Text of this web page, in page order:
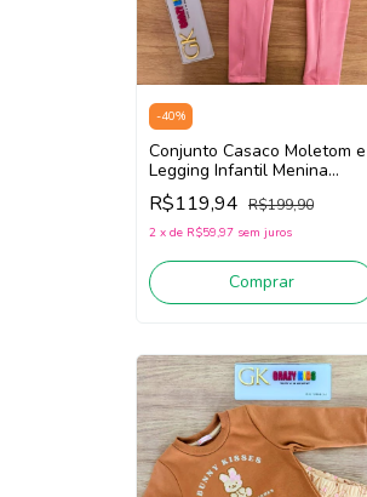
-40%
Conjunto Casaco Moletom e
Legging Infantil Menina
Somnii 3261065 (Off
White/Rosa)
R$119,94 R$199,90
2 x de R$59,97 sem juros
Comprar